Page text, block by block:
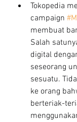
Tokopedia
campaign
membuat
Salah
digital
seseorang
sesuatu.
ke orang
berteriak-